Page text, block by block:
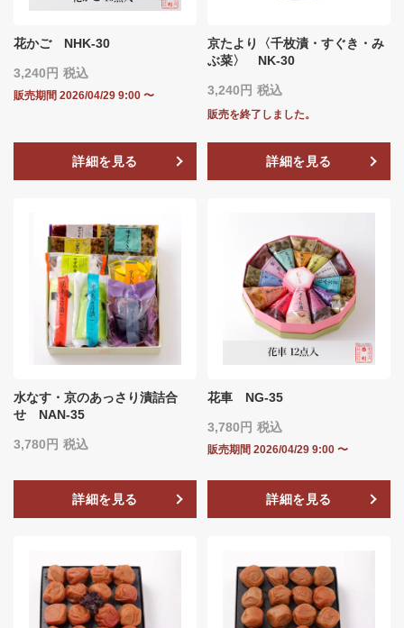
花かご NHK-30
3,240 税込
販売期間 2026/04/29 9:00 〜
詳細を見る
京たより〈千枚漬・すぐき・み
ぶ菜〉 NK-30
3,240 税込
販売を終了しました。
詳細を見る
水なす・京のあっさり漬詰合
せ NAN-35
3,780 税込
詳細を見る
花車 NG-35
3,780 税込
販売期間 2026/04/29 9:00 〜
詳細を見る